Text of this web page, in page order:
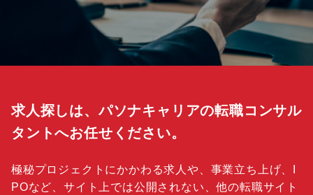
求人探しは、パソナキャリアの転職コンサル
タントへお任せください。
極秘プロジェクトにかかわる求人や、事業立ち上げ、I
POなど、サイト上では公開されない、他の転職サイト